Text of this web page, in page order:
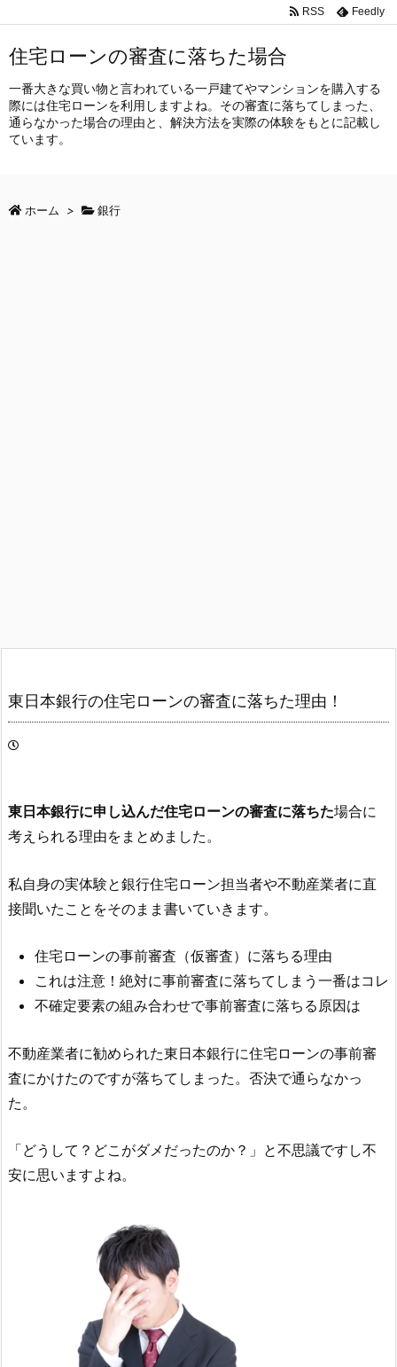
RSS Feedly
住宅ローンの審査に落ちた場合
一番大きな買い物と言われている一戸建てやマンションを購入する
際には住宅ローンを利用しますよね。その審査に落ちてしまった、
通らなかった場合の理由と、解決方法を実際の体験をもとに記載し
ています。
ホーム > 銀行
東日本銀行の住宅ローンの審査に落ちた理由！
東日本銀行に申し込んだ住宅ローンの審査に落ちた場合に
考えられる理由をまとめました。
私自身の実体験と銀行住宅ローン担当者や不動産業者に直
接聞いたことをそのまま書いていきます。
住宅ローンの事前審査（仮審査）に落ちる理由
これは注意！絶対に事前審査に落ちてしまう一番はコレ
不確定要素の組み合わせで事前審査に落ちる原因は
不動産業者に勧められた東日本銀行に住宅ローンの事前審
査にかけたのですが落ちてしまった。否決で通らなかっ
た。
「どうして？どこがダメだったのか？」と不思議ですし不
安に思いますよね。